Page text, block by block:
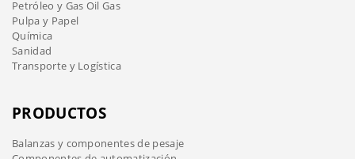
Petróleo y Gas Oil Gas
Pulpa y Papel
Química
Sanidad
Transporte y Logística
PRODUCTOS
Balanzas y componentes de pesaje